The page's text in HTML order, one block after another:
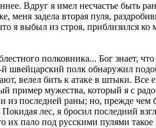
Вдруг я имел несчастье быть
меня задела вторая пуля,
я выбыл из строя, приблизился ко
полковника... Бог знает,
швейцарский полк обнаружил
велел бить к атаке в штыки. Все
пример мужества, который я с
последней раны; но, прежде чем
лес, я бросил последний
пало под русскими пулями такое